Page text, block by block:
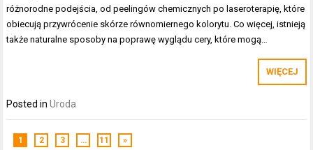
różnorodne podejścia, od peelingów chemicznych po laseroterapię, które
obiecują przywrócenie skórze równomiernego kolorytu. Co więcej, istnieją
także naturalne sposoby na poprawę wyglądu cery, które mogą…
WIĘCEJ
Posted inUroda
1 2 3 … 11 »